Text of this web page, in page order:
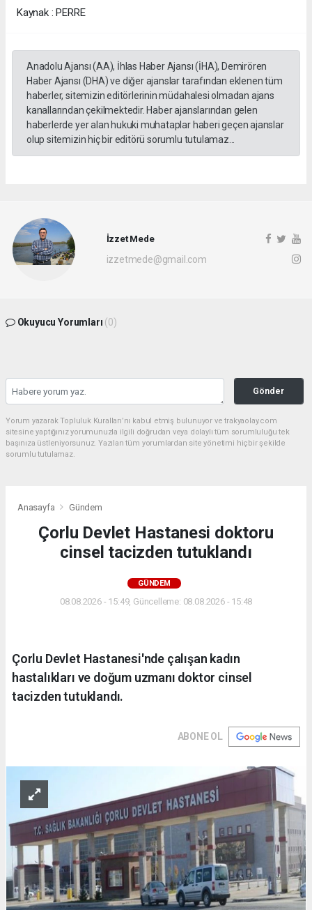
Kaynak : PERRE
Anadolu Ajansı (AA), İhlas Haber Ajansı (İHA), Demirören
Haber Ajansı (DHA) ve diğer ajanslar tarafından eklenen tüm
haberler, sitemizin editörlerinin müdahalesi olmadan ajans
kanallarından çekilmektedir. Haber ajanslarından gelen
haberlerde yer alan hukuki muhataplar haberi geçen ajanslar
olup sitemizin hiç bir editörü sorumlu tutulamaz...
İzzet Mede
izzetmede@gmail.com
Okuyucu Yorumları (0)
Gönder
Yorum yazarak Topluluk Kuralları’nı kabul etmiş bulunuyor ve trakyaolay.com
sitesine yaptığınız yorumunuzla ilgili doğrudan veya dolaylı tüm sorumluluğu tek
başınıza üstleniyorsunuz. Yazılan tüm yorumlardan site yönetimi hiçbir şekilde
sorumlu tutulamaz.
Anasayfa Gündem
Çorlu Devlet Hastanesi doktoru
cinsel tacizden tutuklandı
GÜNDEM
08.08.2026 - 15:49, Güncelleme: 08.08.2026 - 15:48
Çorlu Devlet Hastanesi'nde çalışan kadın
hastalıkları ve doğum uzmanı doktor cinsel
tacizden tutuklandı.
ABONE OL